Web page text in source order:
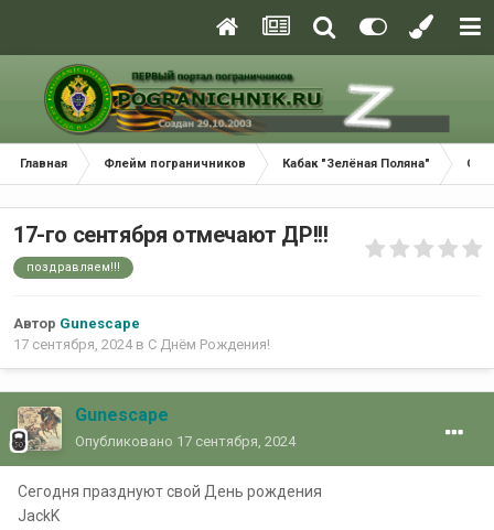
Главная Флейм пограничников Кабак "Зелёная Поляна" С
17-го сентября отмечают ДР!!!
поздравляем!!!
Автор Gunescape
17 сентября, 2024в С Днём Рождения!
Gunescape
Опубликовано 17 сентября, 2024
Сегодня празднуют свой День рождения
JackK